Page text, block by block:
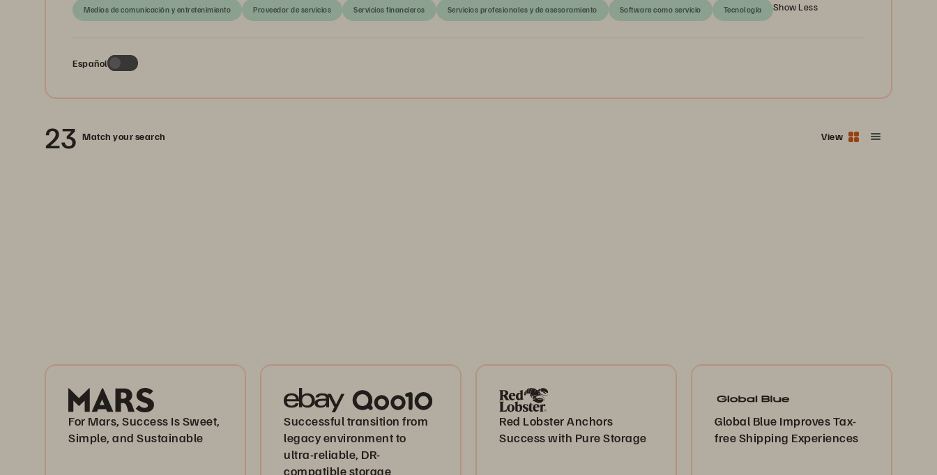
Medios de comunicación y entretenimiento Proveedor de servicios Servicios financieros Servicios profesionales y de asesoramiento Software como servicio Tecnología Show Less
Español
23 Match your search View
For Mars, Success Is Sweet,
Simple, and Sustainable
Successful transition from
legacy environment to
ultra-reliable, DR-
compatible storage
Red Lobster Anchors
Success with Pure Storage
Global Blue Improves Tax-
free Shipping Experiences